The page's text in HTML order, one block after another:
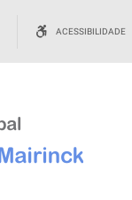
ACESSIBILIDADE